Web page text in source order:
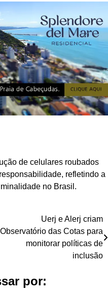
de celulares roubados
refletindo a
no Brasil.
Uerj e Alerj criam
Observatório das Cotas para
monitorar políticas de
inclusão
por: